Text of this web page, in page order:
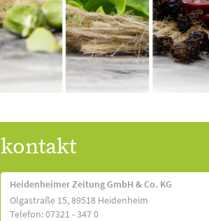
kontakt
Heidenheimer Zeitung GmbH & Co. KG
Olgastraße 15, 89518 Heidenheim
Telefon: 07321 - 347 0